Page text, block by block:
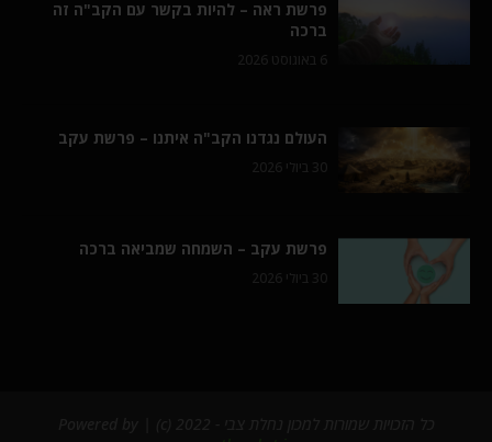
פרשת ראה – להיות בקשר עם הקב"ה זה
ברכה
6 באוגוסט 2026
העולם נגדנו הקב"ה איתנו – פרשת עקב
30 ביולי 2026
פרשת עקב – השמחה שמביאה ברכה
30 ביולי 2026